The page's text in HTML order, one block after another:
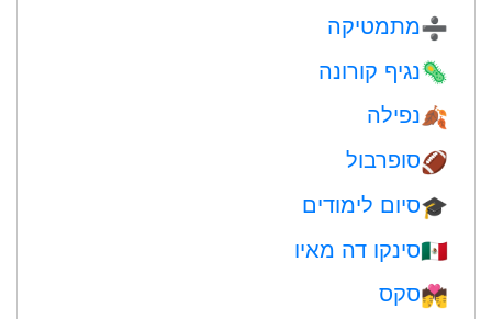
➗מתמטיקה
🦠נגיף קורונה
🍂נפילה
🏈סופרבול
🎓סיום לימודים
🇲🇽סינקו דה מאיו
💏סקס